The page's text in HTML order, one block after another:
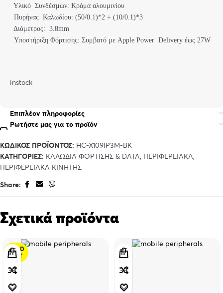
Υλικό Συνδέσμων: Κράμα αλουμινίου
Πυρήνας Καλωδίου: (50/0.1)*2 + (10/0.1)*3
Διάμετρος: 3.8mm
Υποστήριξη Φόρτισης: Συμβατό με Apple Power Delivery έως 27W
instock
Επιπλέον πληροφορίες
Ρωτήστε μας για το προϊόν
ΚΩΔΙΚΌΣ ΠΡΟΪΌΝΤΟΣ: HC-X109IP3M-BK
ΚΑΤΗΓΟΡΊΕΣ: ΚΑΛΩΔΙΑ ΦΟΡΤΙΣΗΣ & DATA, ΠΕΡΙΦΕΡΕΙΑΚΑ,
ΠΕΡΙΦΕΡΕΙΑΚΑ ΚΙΝΗΤΗΣ
Share:
Σχετικά προϊόντα
SOLD
OUT